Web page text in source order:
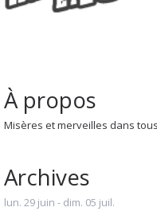
À propos
Misères et merveilles dans
Archives
lun. 29 juin - dim. 05 juil.